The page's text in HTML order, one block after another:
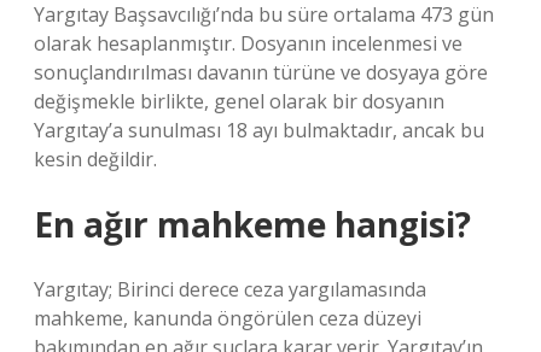
Yargıtay Başsavcılığı’nda bu süre ortalama 473 gün
olarak hesaplanmıştır. Dosyanın incelenmesi ve
sonuçlandırılması davanın türüne ve dosyaya göre
değişmekle birlikte, genel olarak bir dosyanın
Yargıtay’a sunulması 18 ayı bulmaktadır, ancak bu
kesin değildir.
En ağır mahkeme hangisi?
Yargıtay; Birinci derece ceza yargılamasında
mahkeme, kanunda öngörülen ceza düzeyi